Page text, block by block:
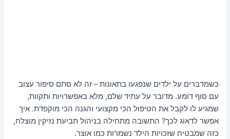
כשמדברים על ילדים שנפגעו בתאונות – זה לא סתם סיפור עצוב
עם סוף דומע. מדובר על עתיד שלם, מלא באפשרויות ותקוות,
שמגיע לו לקבל את הטיפול הכי מקצועי והגנה הכי מוקפדת. איך
אפשר לדאוג לכך? התשובה מתחילה בניהול תביעת נזיקין מוצלח,
כזה שמבטיח שזכויות הילד נשמרות כמו אוצר.